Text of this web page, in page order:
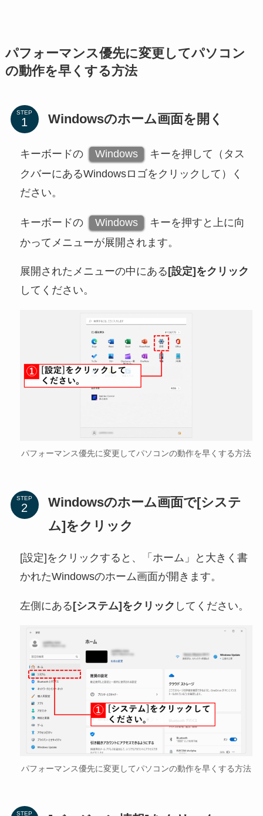
パフォーマンス優先に変更してパソコン
の動作を早くする方法
STEP Windowsのホーム画面を開く
キーボードの Windows
キーを押して（タス
クバーにあるWindowsロゴをクリックして）く
ださい。
キーボードの Windows
キーを押すと上に向
かってメニューが展開されます。
展開されたメニューの中にある [設定]をクリック
してください。
パフォーマンス優先に変更してパソコンの動作を早くする方法
STEP
Windowsのホーム画面で[システ
ム]をクリック
[設定]をクリックすると、「ホーム」と大きく書
かれたWindowsのホーム画面が開きます。
左側にある[システム]をクリック してください。
パフォーマンス優先に変更してパソコンの動作を早くする方法
STEP